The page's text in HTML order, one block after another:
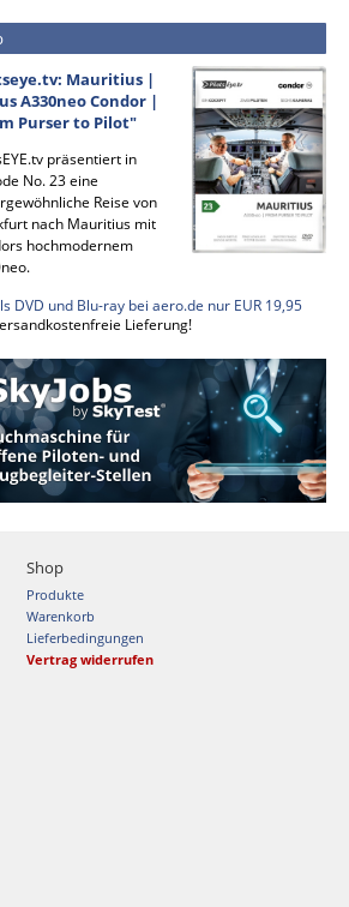
Mauritius |
A330neo Condor |
Purser to Pilot"
präsentiert in
No. 23 eine
Reise von
nach Mauritius mit
hochmodernem
DVD und Blu-ray bei aero.de nur EUR 19,95
Lieferung!
Shop
Produkte
Warenkorb
Lieferbedingungen
Vertrag widerrufen